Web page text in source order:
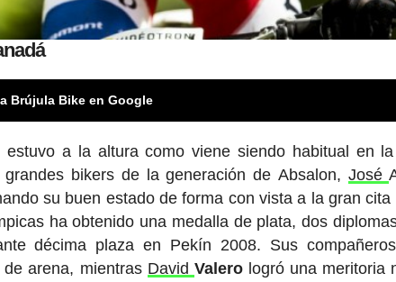
Brújula Bike en Google
a la altura como viene siendo habitual en
bikers de la generación de Absalon,José
su buen estado de forma con vista a la gran cita
ha obtenido una medalla de plata, dos
décima plaza en Pekín 2008. Sus
arena, mientras David Valerologró una meritoria